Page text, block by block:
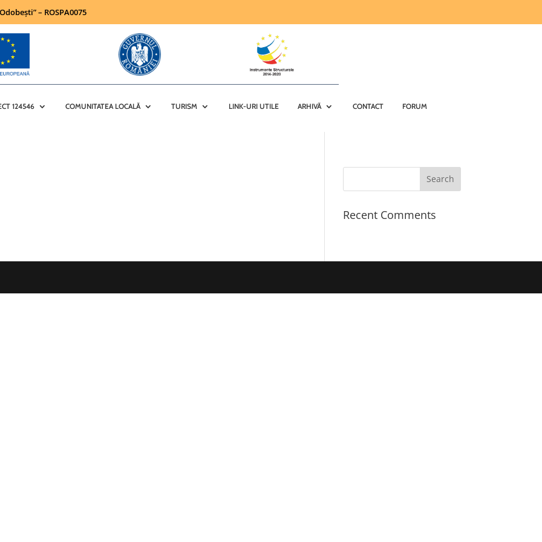
– ROSPA0075
124546 COMUNITATEA LOCALĂ TURISM LINK-URI UTILE ARHIVĂ CONTACT FORUM
Recent Comments